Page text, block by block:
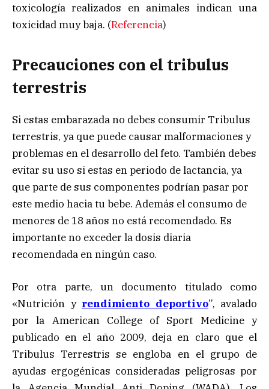
toxicología realizados en animales indican una
toxicidad muy baja. (Referencia)
Precauciones con el tribulus
terrestris
Si estas embarazada no debes consumir Tribulus
terrestris, ya que puede causar malformaciones y
problemas en el desarrollo del feto. También debes
evitar su uso si estas en periodo de lactancia, ya
que parte de sus componentes podrían pasar por
este medio hacia tu bebe. Además el consumo de
menores de 18 años no está recomendado. Es
importante no exceder la dosis diaria
recomendada en ningún caso.
Por otra parte, un documento titulado como
«Nutrición y rendimiento deportivo’’, avalado
por la American College of Sport Medicine y
publicado en el año 2009, deja en claro que el
Tribulus Terrestris se engloba en el grupo de
ayudas ergogénicas consideradas peligrosas por